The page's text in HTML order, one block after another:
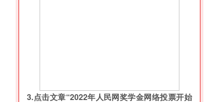
3.点击文章“2022年人民网奖学金网络投票开始